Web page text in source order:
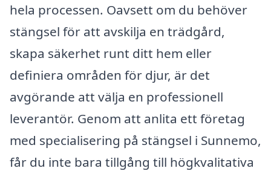
hela processen. Oavsett om du behöver
stängsel för att avskilja en trädgård,
skapa säkerhet runt ditt hem eller
definiera områden för djur, är det
avgörande att välja en professionell
leverantör. Genom att anlita ett företag
med specialisering på stängsel i Sunnemo,
får du inte bara tillgång till högkvalitativa